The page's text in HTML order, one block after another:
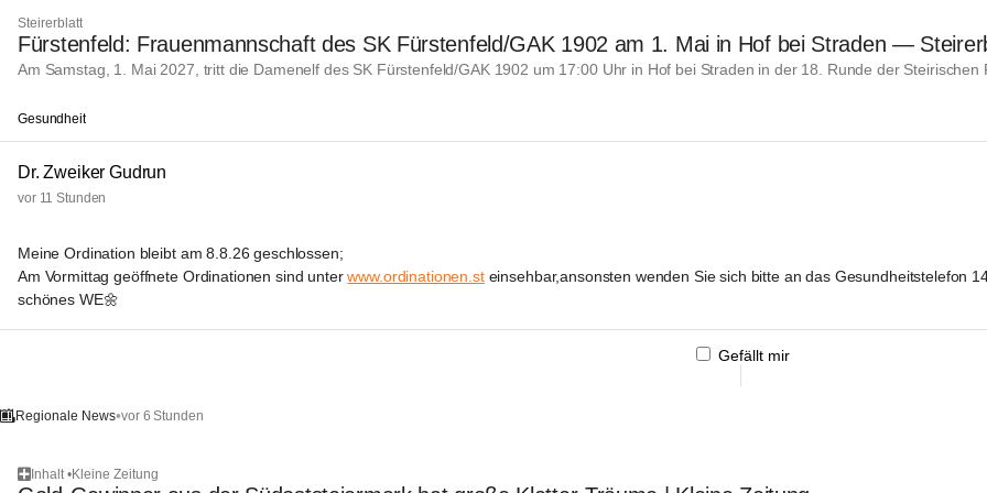
Steirerblatt
Fürstenfeld: Frauenmannschaft des SK Fürstenfeld/GAK 1902 am 1. Mai in Hof bei Straden —
Am Samstag, 1. Mai 2027, tritt die Damenelf des SK Fürstenfeld/GAK 1902 um 17:00 Uhr in Hof bei Straden in der 18. Runde der Steirischen
Gesundheit
Dr. Zweiker Gudrun
vor 11 Stunden
Meine Ordination bleibt am 8.8.26 geschlossen;
Am Vormittag geöffnete Ordinationen sind unter www.ordinationen.st einsehbar,ansonsten wenden Sie sich bitte an das Gesundheitstelefon
schönes WE🌼
Gefällt mir
Regionale News•vor 6 Stunden
Inhalt•Kleine Zeitung